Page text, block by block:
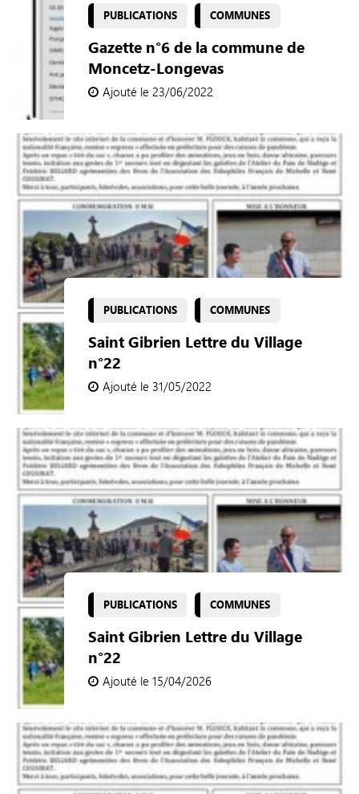
PUBLICATIONS COMMUNES
Gazette n°6 de la commune de
Moncetz-Longevas
Ajouté le 23/06/2022
PUBLICATIONS COMMUNES
Saint Gibrien Lettre du Village
n°22
Ajouté le 31/05/2022
PUBLICATIONS COMMUNES
Saint Gibrien Lettre du Village
n°22
Ajouté le 15/04/2026